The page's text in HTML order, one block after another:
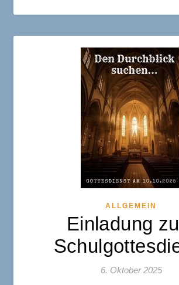
ALLGEMEIN
Einladung
6. Oktober 2025